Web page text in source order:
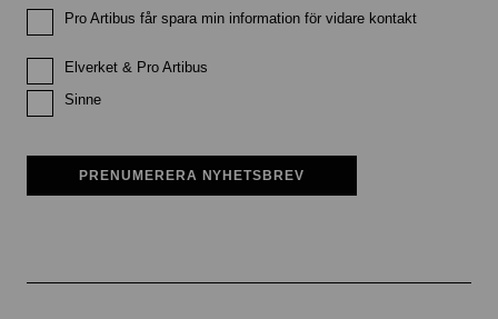
Pro Artibus får spara min information för vidare kontakt
Elverket & Pro Artibus
Sinne
PRENUMERERA NYHETSBREV